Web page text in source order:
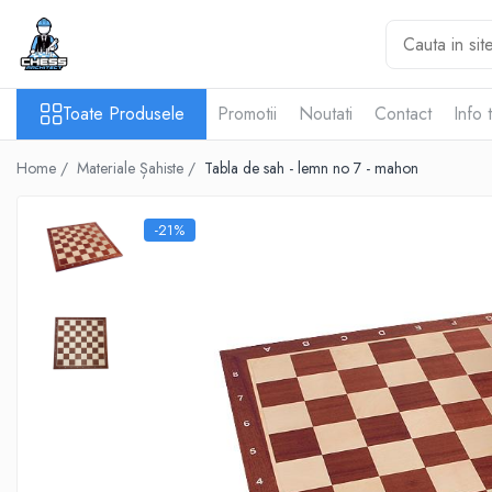
Toate Produsele
Materiale Șahiste
Accesorii tabla
Biografice
Ceasuri
Tabla De Sah Din Lemn
Cluburi Si Scoli
Toate Produsele Promotii Noutati Contact Info
Home / Materiale Șahiste / Tabla de sah - lemn no 7 - mahon
-21%